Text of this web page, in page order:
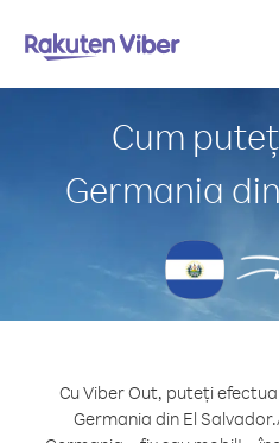
Cum
Germania
Cu Viber Out, puteți
Germania din El Salvador.